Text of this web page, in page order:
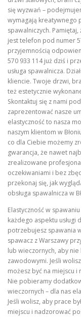
się wyzwań –
wymagają kreatywnego
spawalniczych.
jest telefon pod numer
przyjemnością
570 933 114 już dziś i
usługa spawalnicza.
kliencie. Twoje drzwi,
też estetycznie
Skontaktuj się z nami
zaprezentować nasze
elastyczność to nasza
naszym klientom w
co dla Ciebie możemy
gwarancja, że nawet
zrealizowane
oczekiwaniami i bez
przekonaj się, jak
obsługa spawalnicza w
Elastyczność w
każdego aspektu usługi
potrzebujesz spawania
spawacz z Warszawy
lub wieczornych, aby
zawodowymi. Jeśli
możesz być na miejscu
Nie pobieramy
wieczornych – dla nas
Jeśli wolisz, aby prace
miejscu i nadzorować